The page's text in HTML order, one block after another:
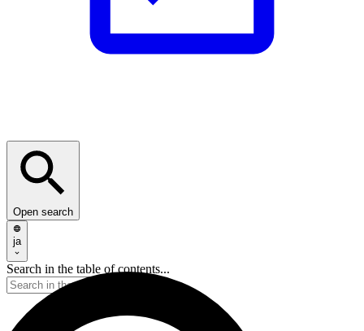
Open search
ja
Search in the table of contents...